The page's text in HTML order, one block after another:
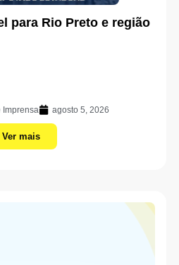
para Rio Preto e região
Imprensa agosto 5, 2026
Ver mais